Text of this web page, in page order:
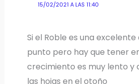
15/02/2021 A LAS 11:40
Si el Roble es una
punto pero hay que tener
crecimiento es muy lento y
las hojas en el otoño